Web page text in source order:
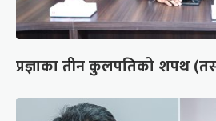
प्रज्ञाका तीन कुलपतिको शपथ